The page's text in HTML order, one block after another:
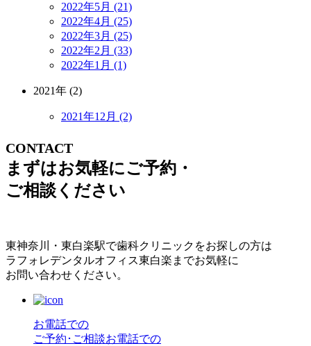
2022年5月 (21)
2022年4月 (25)
2022年3月 (25)
2022年2月 (33)
2022年1月 (1)
2021年 (2)
2021年12月 (2)
CONTACT
まずはお気軽にご予約・
ご相談ください
東神奈川・東白楽駅で歯科クリニックをお探しの方は
ラフォレデンタルオフィス東白楽までお気軽に
お問い合わせください。
お電話での
ご予約･ご相談お電話での